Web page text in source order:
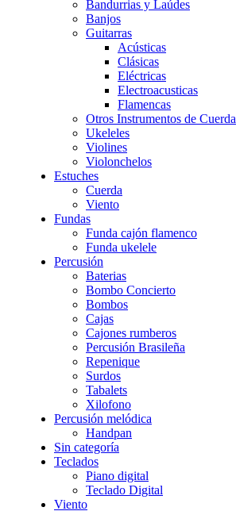
Bandurrias y Laúdes
Banjos
Guitarras
Acústicas
Clásicas
Eléctricas
Electroacusticas
Flamencas
Otros Instrumentos de Cuerda
Ukeleles
Violines
Violonchelos
Estuches
Cuerda
Viento
Fundas
Funda cajón flamenco
Funda ukelele
Percusión
Baterias
Bombo Concierto
Bombos
Cajas
Cajones rumberos
Percusión Brasileña
Repenique
Surdos
Tabalets
Xilofono
Percusión melódica
Handpan
Sin categoría
Teclados
Piano digital
Teclado Digital
Viento